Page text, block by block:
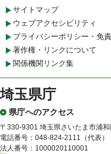
サイトマップ
ウェブアクセシビリティ
プライバシーポリシー・免
著作権・リンクについて
関係機関リンク集
埼玉県庁
県庁へのアクセス
〒330-9301 埼玉県さいたま市浦
電話番号：048-824-2111（代表）
法人番号：1000020110001